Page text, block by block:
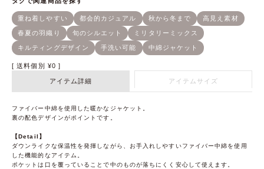
送料個別 ¥0
アイテム詳細 アイテムサイズ
ファイバー中綿を使用した暖かなジャケット。
裏の配色デザインがポイントです。
【Detail】
ダウンライクな保温性を発揮しながら、お手入れしやすいファイバー中綿を使用
した機能的なアイテム。
ポケットは口を覆っていることで中のものが落ちにくく安心して使えます。